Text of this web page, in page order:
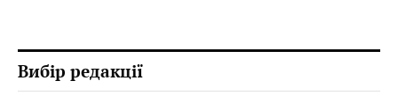
Вибір редакції